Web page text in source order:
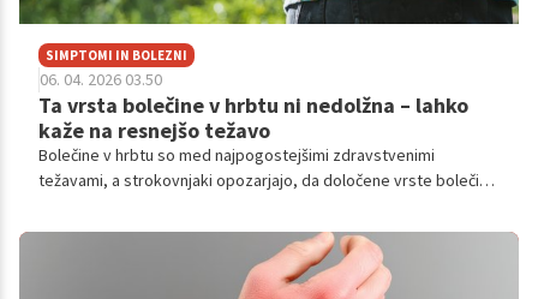
SIMPTOMI IN BOLEZNI
06. 04. 2026 03.50
Ta vrsta bolečine v hrbtu ni nedolžna – lahko
kaže na resnejšo težavo
Bolečine v hrbtu so med najpogostejšimi zdravstvenimi
težavami, a strokovnjaki opozarjajo, da določene vrste bolečine